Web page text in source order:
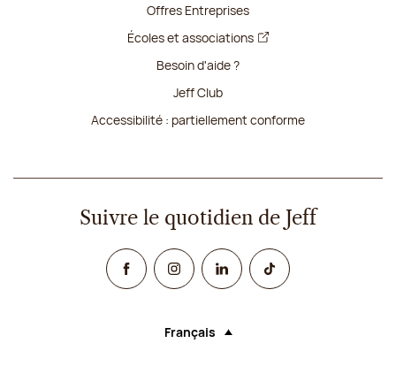
Offres Entreprises
Écoles et associations
Besoin d'aide ?
Jeff Club
Accessibilité : partiellement conforme
Suivre le quotidien de Jeff
FacebookInstagramLinked InTikTok
Langue (sélectionner une option
Français